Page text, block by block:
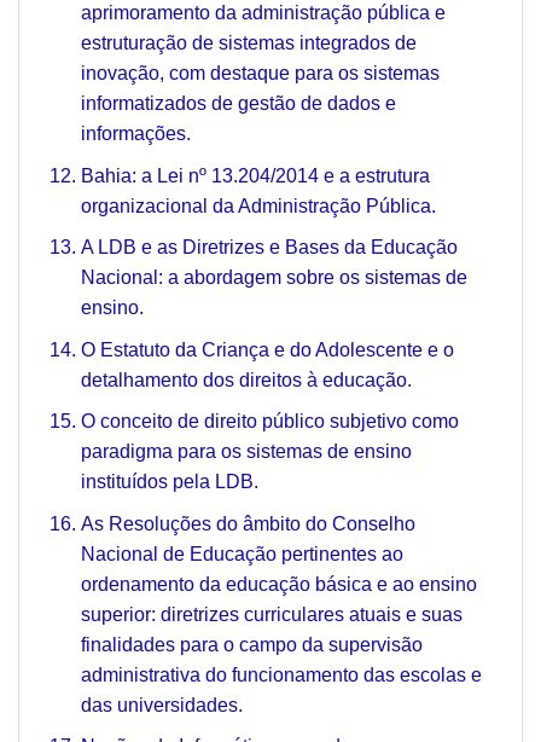
aprimoramento da administração pública e
estruturação de sistemas integrados de
inovação, com destaque para os sistemas
informatizados de gestão de dados e
informações.
Bahia: a Lei nº 13.204/2014 e a estrutura
organizacional da Administração Pública.
A LDB e as Diretrizes e Bases da Educação
Nacional: a abordagem sobre os sistemas de
ensino.
O Estatuto da Criança e do Adolescente e o
detalhamento dos direitos à educação.
O conceito de direito público subjetivo como
paradigma para os sistemas de ensino
instituídos pela LDB.
As Resoluções do âmbito do Conselho
Nacional de Educação pertinentes ao
ordenamento da educação básica e ao ensino
superior: diretrizes curriculares atuais e suas
finalidades para o campo da supervisão
administrativa do funcionamento das escolas e
das universidades.